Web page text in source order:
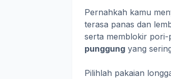
Pernahkah kamu
terasa panas dan
serta memblokir pori-
punggung yang
Pilihlah pakaian